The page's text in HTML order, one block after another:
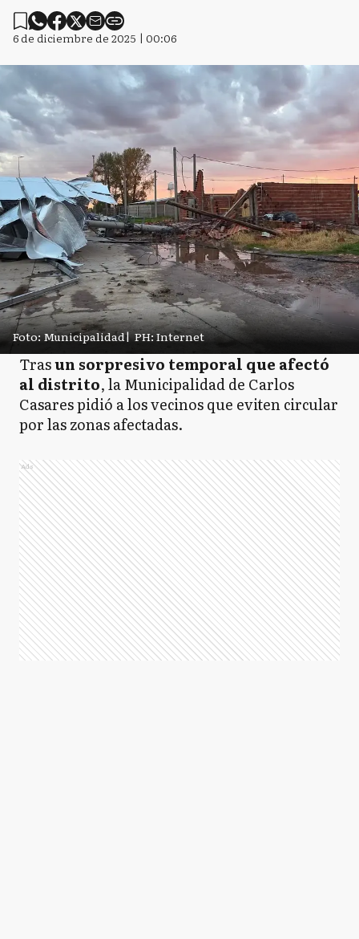
6 de diciembre de 2025 | 00:06
Foto: Municipalidad| PH: Internet
Trasun sorpresivo temporal que afectó
al distrito, la Municipalidad de Carlos
Casares pidió a los vecinos que eviten circular
por las zonas afectadas.
Ads